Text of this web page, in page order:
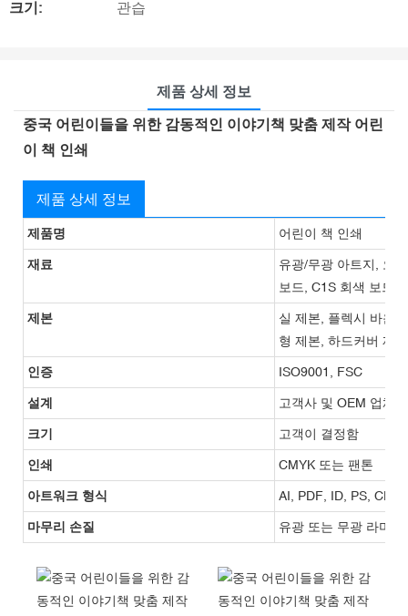
크기: 관습
제품 상세 정보
중국 어린이들을 위한 감동적인 이야기책 맞춤 제작 어린
이 책 인쇄
제품 상세 정보
제품명 어린이 책 인쇄
재료
유광/무광 아트지, 오
보드, C1S 회색 보드,
제본
실 제본, 플렉시 바운
형 제본, 하드커버 제
인증 ISO9001, FSC
설계 고객사 및 OEM 업체
크기 고객이 결정함
인쇄 CMYK 또는 팬톤
아트워크 형식 AI, PDF, ID, PS, CDR
마무리 손질 유광 또는 무광 라미